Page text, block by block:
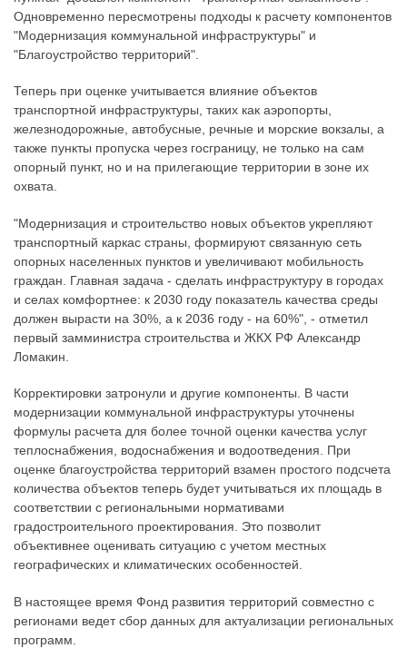
Одновременно пересмотрены подходы к расчету компонентов
"Модернизация коммунальной инфраструктуры" и
"Благоустройство территорий".
Теперь при оценке учитывается влияние объектов
транспортной инфраструктуры, таких как аэропорты,
железнодорожные, автобусные, речные и морские вокзалы, а
также пункты пропуска через госграницу, не только на сам
опорный пункт, но и на прилегающие территории в зоне их
охвата.
"Модернизация и строительство новых объектов укрепляют
транспортный каркас страны, формируют связанную сеть
опорных населенных пунктов и увеличивают мобильность
граждан. Главная задача - сделать инфраструктуру в городах
и селах комфортнее: к 2030 году показатель качества среды
должен вырасти на 30%, а к 2036 году - на 60%", - отметил
первый замминистра строительства и ЖКХ РФ Александр
Ломакин.
Корректировки затронули и другие компоненты. В части
модернизации коммунальной инфраструктуры уточнены
формулы расчета для более точной оценки качества услуг
теплоснабжения, водоснабжения и водоотведения. При
оценке благоустройства территорий взамен простого подсчета
количества объектов теперь будет учитываться их площадь в
соответствии с региональными нормативами
градостроительного проектирования. Это позволит
объективнее оценивать ситуацию с учетом местных
географических и климатических особенностей.
В настоящее время Фонд развития территорий совместно с
регионами ведет сбор данных для актуализации региональных
программ.